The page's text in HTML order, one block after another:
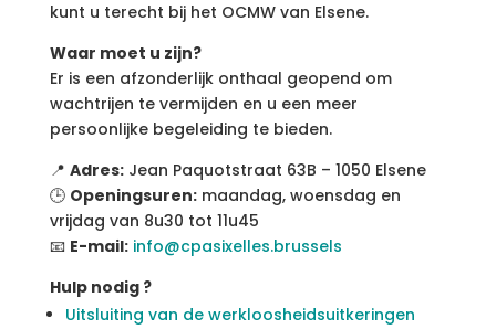
kunt u terecht bij het OCMW van Elsene.
Waar moet u zijn?
Er is een afzonderlijk onthaal geopend om
wachtrijen te vermijden en u een meer
persoonlijke begeleiding te bieden.
📍 Adres:Jean Paquotstraat 63B – 1050 Elsene
🕒 Openingsuren:maandag, woensdag en
vrijdag van 8u30 tot 11u45
📧 E-mail: info@cpasixelles.brussels
Hulp nodig ?
Uitsluiting van de werkloosheidsuitkeringen